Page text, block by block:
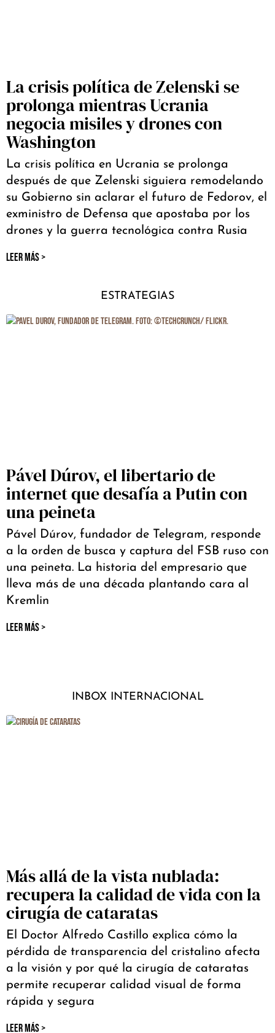
La crisis política de Zelenski se
prolonga mientras Ucrania
negocia misiles y drones con
Washington
La crisis política en Ucrania se prolonga
después de que Zelenski siguiera remodelando
su Gobierno sin aclarar el futuro de Fedorov, el
exministro de Defensa que apostaba por los
drones y la guerra tecnológica contra Rusia
LEER MÁS >
ESTRATEGIAS
Pável Dúrov, el libertario de
internet que desafía a Putin con
una peineta
Pável Dúrov, fundador de Telegram, responde
a la orden de busca y captura del FSB ruso con
una peineta. La historia del empresario que
lleva más de una década plantando cara al
Kremlin
LEER MÁS >
INBOX INTERNACIONAL
Más allá de la vista nublada:
recupera la calidad de vida con la
cirugía de cataratas
El Doctor Alfredo Castillo explica cómo la
pérdida de transparencia del cristalino afecta
a la visión y por qué la cirugía de cataratas
permite recuperar calidad visual de forma
rápida y segura
LEER MÁS >